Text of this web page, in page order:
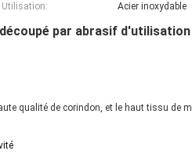
Utilisation: Acier inoxydable
par abrasif
qualité de corindon, et le haut tissu de